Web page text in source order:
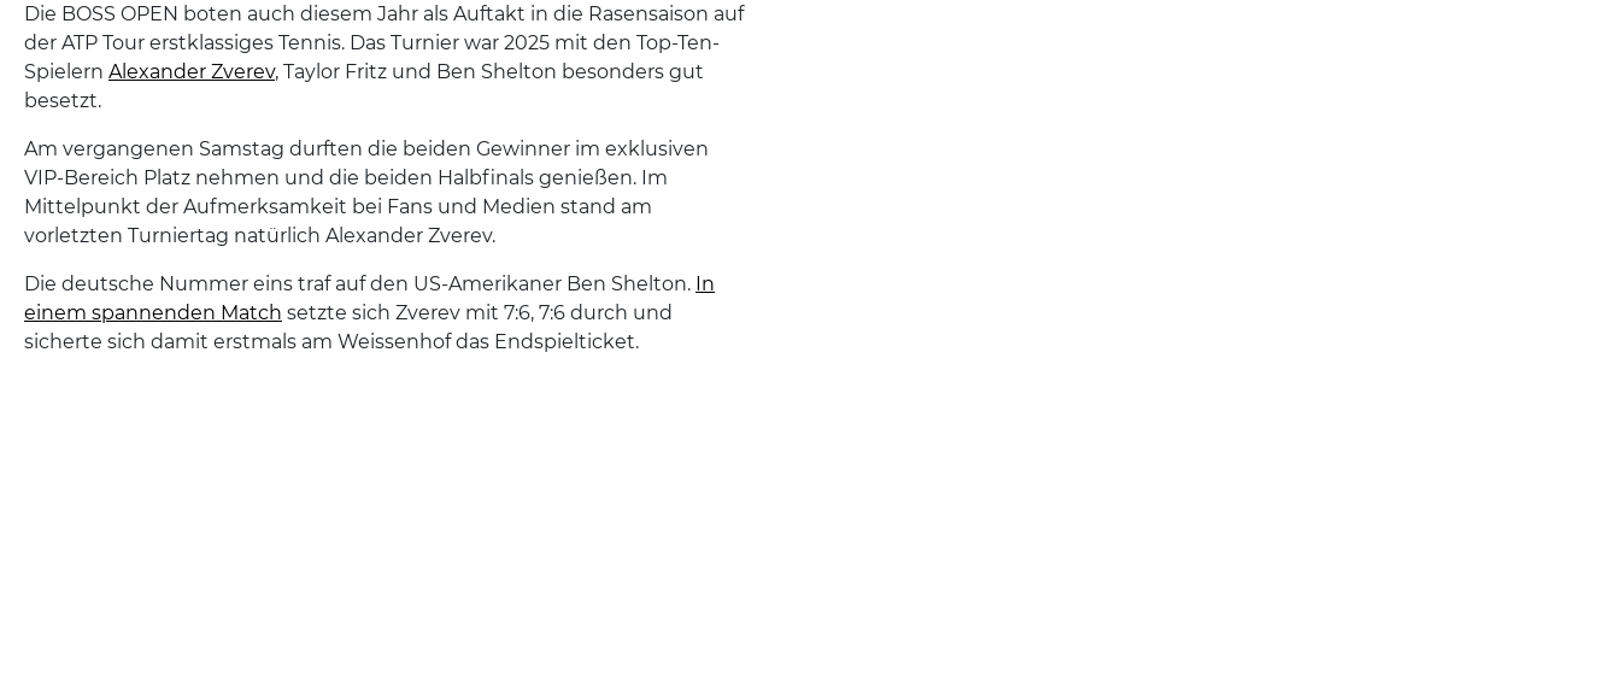
Die BOSS OPEN boten auch diesem Jahr als Auftakt in die Rasensaison auf
der ATP Tour erstklassiges Tennis. Das Turnier war 2025 mit den Top-Ten-
Spielern Alexander Zverev, Taylor Fritz und Ben Shelton besonders gut
besetzt.
Am vergangenen Samstag durften die beiden Gewinner im exklusiven
VIP-Bereich Platz nehmen und die beiden Halbfinals genießen. Im
Mittelpunkt der Aufmerksamkeit bei Fans und Medien stand am
vorletzten Turniertag natürlich Alexander Zverev.
Die deutsche Nummer eins traf auf den US-Amerikaner Ben Shelton. In
einem spannenden Match setzte sich Zverev mit 7:6, 7:6 durch und
sicherte sich damit erstmals am Weissenhof das Endspielticket.